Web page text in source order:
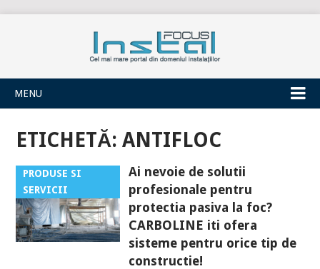
INSTALFOCUS
MENU
ETICHETĂ:ANTIFLOC
PRODUSE SI
SERVICII
Ai nevoie de solutii
profesionale pentru
protectia pasiva la foc?
CARBOLINE iti ofera
sisteme pentru orice tip de
constructie!